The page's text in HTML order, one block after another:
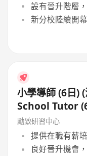
設有晉升階層
新分校陸續開
小學導師 (6日)
School Tutor
Shatin)
勵致研習中心
提供在職有薪
良好晉升機會